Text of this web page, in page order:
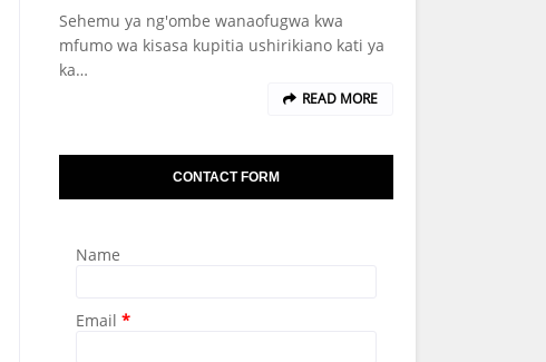
Sehemu ya ng'ombe wanaofugwa kwa
mfumo wa kisasa kupitia ushirikiano kati ya
ka…
READ MORE
CONTACT FORM
Name
Email *